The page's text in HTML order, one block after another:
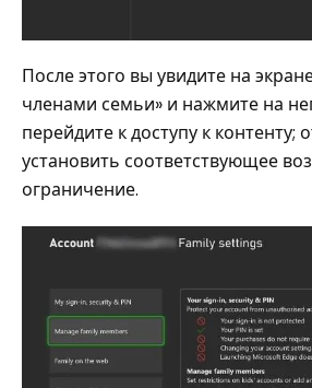
После этого вы увидите на
членами семьи» и нажмите на
перейдите к доступу к контенту;
установить соответствующее
ограничение.